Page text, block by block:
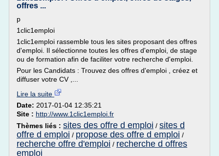
offres ...
p
1clic1emploi
1clic1emploi rassemble tous les sites proposant des offres
d'emploi. Il sélectionne toutes les offres d'emploi, de stage
ou de formation afin de faciliter votre recherche d'emploi.
Pour les Candidats : Trouvez des offres d'emploi , créez et
diffuser votre CV ,...
Lire la suite
Date: 2017-01-04 12:35:21
Site : http://www.1clic1emploi.fr
Thèmes liés : sites des offre d emploi / sites d
offre d emploi / propose des offre d emploi /
recherche offre d'emploi / recherche d offres
emploi